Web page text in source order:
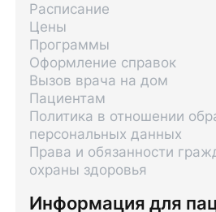
Информация для
Расписание
Цены
Программы
Оформление справок
Вызов врача на дом
Пациентам
Политика в отношении
персональных данных
Права и обязанности
охраны здоровья